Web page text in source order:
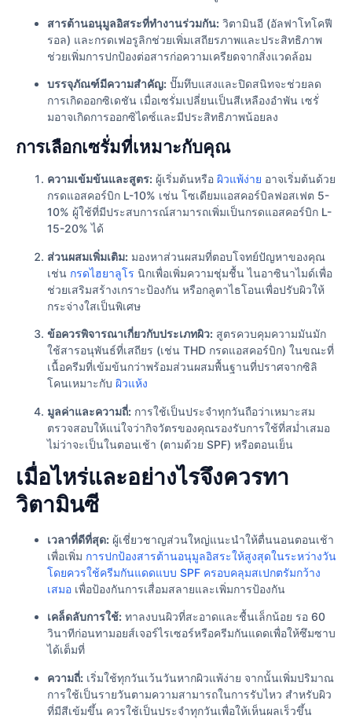
สารต้านอนุมูลอิสระที่ทำงานร่วมกัน: วิตามินอี (อัลฟาโทโคฟี
รอล) และกรดเฟอรูลิกช่วยเพิ่มเสถียรภาพและประสิทธิภาพ
ช่วยเพิ่มการปกป้องต่อสารก่อความเครียดจากสิ่งแวดล้อม
บรรจุภัณฑ์มีความสำคัญ: ปั๊มทึบแสงและปิดสนิทจะช่วยลด
การเกิดออกซิเดชัน เมื่อเซรั่มเปลี่ยนเป็นสีเหลืองอำพัน เซรั่
มอาจเกิดการออกซิไดซ์และมีประสิทธิภาพน้อยลง
การเลือกเซรั่มที่เหมาะกับคุณ
ความเข้มข้นและสูตร: ผู้เริ่มต้นหรือ ผิวแพ้ง่าย อาจเริ่มต้นด้วย
กรดแอสคอร์บิก L-10% เช่น โซเดียมแอสคอร์บิลฟอสเฟต 5-
10% ผู้ใช้ที่มีประสบการณ์สามารถเพิ่มเป็นกรดแอสคอร์บิก L-
15-20% ได้
ส่วนผสมเพิ่มเติม: มองหาส่วนผสมที่ตอบโจทย์ปัญหาของคุณ
เช่น กรดไฮยาลูโร นิกเพื่อเพิ่มความชุ่มชื้น ไนอาซินาไมด์เพื่อ
ช่วยเสริมสร้างเกราะป้องกัน หรือกลูตาไธโอนเพื่อปรับผิวให้
กระจ่างใสเป็นพิเศษ
ข้อควรพิจารณาเกี่ยวกับประเภทผิว: สูตรควบคุมความมันมัก
ใช้สารอนุพันธ์ที่เสถียร (เช่น THD กรดแอสคอร์บิก) ในขณะที่
เนื้อครีมที่เข้มข้นกว่าพร้อมส่วนผสมพื้นฐานที่ปราศจากซิลิ
โคนเหมาะกับ ผิวแห้ง
มูลค่าและความถี่: การใช้เป็นประจำทุกวันถือว่าเหมาะสม
ตรวจสอบให้แน่ใจว่ากิจวัตรของคุณรองรับการใช้ที่สม่ำเสมอ
ไม่ว่าจะเป็นในตอนเช้า (ตามด้วย SPF) หรือตอนเย็น
เมื่อไหร่และอย่างไรจึงควรทา
วิตามินซี
เวลาที่ดีที่สุด: ผู้เชี่ยวชาญส่วนใหญ่แนะนำให้ตื่นนอนตอนเช้า
เพื่อเพิ่ม การปกป้องสารต้านอนุมูลอิสระให้สูงสุดในระหว่างวัน
โดยควรใช้ครีมกันแดดแบบ SPF ครอบคลุมสเปกตรัมกว้าง
เสมอ เพื่อป้องกันการเสื่อมสลายและเพิ่มการป้องกัน
เคล็ดลับการใช้: ทาลงบนผิวที่สะอาดและชื้นเล็กน้อย รอ 60
วินาทีก่อนทามอยส์เจอร์ไรเซอร์หรือครีมกันแดดเพื่อให้ซึมซาบ
ได้เต็มที่
ความถี่: เริ่มใช้ทุกวันเว้นวันหากผิวแพ้ง่าย จากนั้นเพิ่มปริมาณ
การใช้เป็นรายวันตามความสามารถในการรับไหว สำหรับผิว
ที่มีสีเข้มขึ้น ควรใช้เป็นประจำทุกวันเพื่อให้เห็นผลเร็วขึ้น